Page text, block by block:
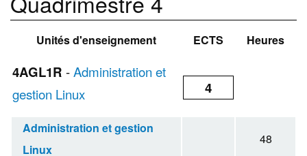
Unités d'enseignement ECTS Heures
4AGL1R -Administration et
gestion Linux
4
Administration et gestion
Linux
48